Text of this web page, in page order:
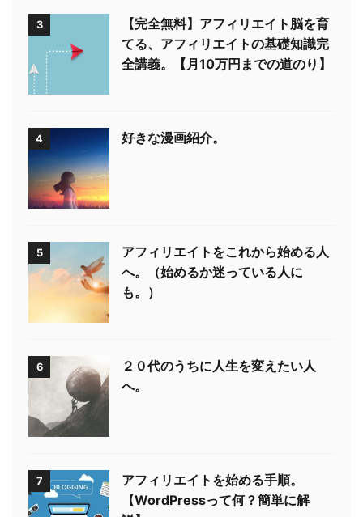
3
【完全無料】アフィリエイト脳を育
てる、アフィリエイトの基礎知識完
全講義。【月10万円までの道のり】
4 好きな漫画紹介。
5
アフィリエイトをこれから始める人
へ。（始めるか迷っている人に
も。）
6
２０代のうちに人生を変えたい人
へ。
7
アフィリエイトを始める手順。
【WordPressって何？簡単に解